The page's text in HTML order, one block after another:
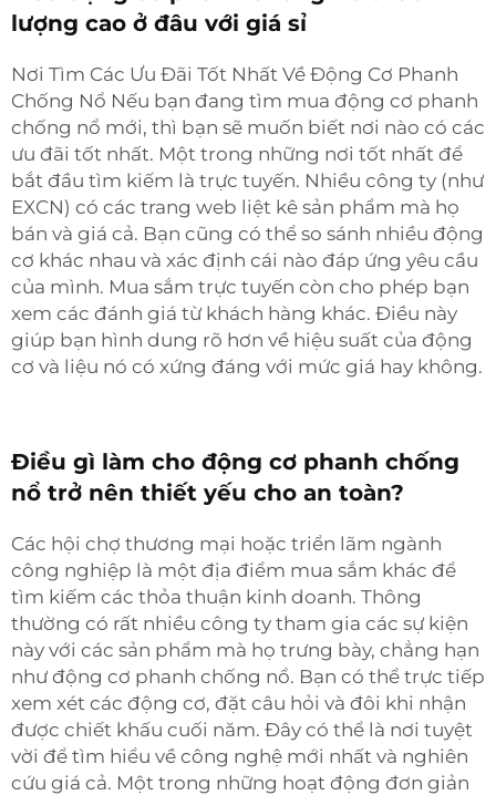
lượng cao ở đâu với giá sỉ
Nơi Tìm Các Ưu Đãi Tốt Nhất Về Động Cơ Phanh
Chống Nổ Nếu bạn đang tìm mua động cơ phanh
chống nổ mới, thì bạn sẽ muốn biết nơi nào có các
ưu đãi tốt nhất. Một trong những nơi tốt nhất để
bắt đầu tìm kiếm là trực tuyến. Nhiều công ty (như
EXCN) có các trang web liệt kê sản phẩm mà họ
bán và giá cả. Bạn cũng có thể so sánh nhiều động
cơ khác nhau và xác định cái nào đáp ứng yêu cầu
của mình. Mua sắm trực tuyến còn cho phép bạn
xem các đánh giá từ khách hàng khác. Điều này
giúp bạn hình dung rõ hơn về hiệu suất của động
cơ và liệu nó có xứng đáng với mức giá hay không.
Điều gì làm cho động cơ phanh chống
nổ trở nên thiết yếu cho an toàn?
Các hội chợ thương mại hoặc triển lãm ngành
công nghiệp là một địa điểm mua sắm khác để
tìm kiếm các thỏa thuận kinh doanh. Thông
thường có rất nhiều công ty tham gia các sự kiện
này với các sản phẩm mà họ trưng bày, chẳng hạn
như động cơ phanh chống nổ. Bạn có thể trực tiếp
xem xét các động cơ, đặt câu hỏi và đôi khi nhận
được chiết khấu cuối năm. Đây có thể là nơi tuyệt
vời để tìm hiểu về công nghệ mới nhất và nghiên
cứu giá cả. Một trong những hoạt động đơn giản